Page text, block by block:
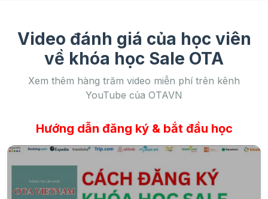
Video đánh giá của học viên
về khóa học Sale OTA
Xem thêm hàng trăm video miễn phí trên kênh
YouTube của OTAVN
Hướng dẫn đăng ký & bắt đầu học